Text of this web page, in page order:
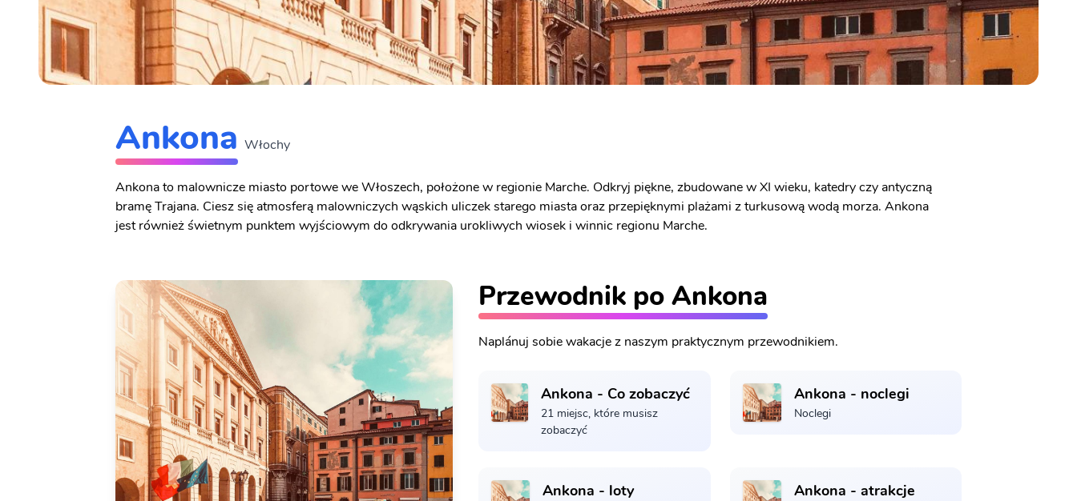
Ankona Włochy
Ankona to malownicze miasto portowe we Włoszech, położone w regionie Marche. Odkryj piękne, zbudowane w XI wieku, katedry czy antyczną
bramę Trajana. Ciesz się atmosferą malowniczych wąskich uliczek starego miasta oraz przepięknymi plażami z turkusową wodą morza. Ankona
jest również świetnym punktem wyjściowym do odkrywania urokliwych wiosek i winnic regionu Marche.
Przewodnik po Ankona
Naplánuj sobie wakacje z naszym praktycznym przewodnikiem.
Ankona - Co zobaczyć
21 miejsc, które musisz
zobaczyć
Ankona - noclegi
Noclegi
Ankona - loty Ankona - atrakcje